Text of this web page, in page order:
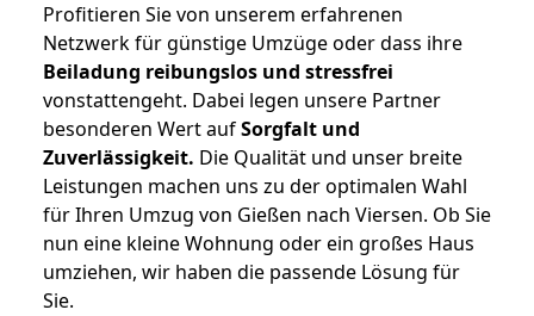
Profitieren Sie von unserem erfahrenen
Netzwerk für günstige Umzüge oder dass ihre
Beiladung reibungslos und stressfrei
vonstattengeht. Dabei legen unsere Partner
besonderen Wert aufSorgfalt und
Zuverlässigkeit. Die Qualität und unser breite
Leistungen machen uns zu der optimalen Wahl
für Ihren Umzug von Gießen nach Viersen. Ob Sie
nun eine kleine Wohnung oder ein großes Haus
umziehen, wir haben die passende Lösung für
Sie.